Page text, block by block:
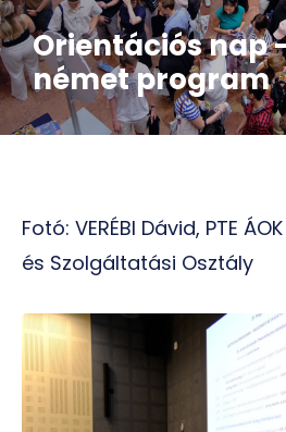
Orientációs nap
német program
Fotó: VERÉBI Dávid, PTE
és Szolgáltatási Osztály